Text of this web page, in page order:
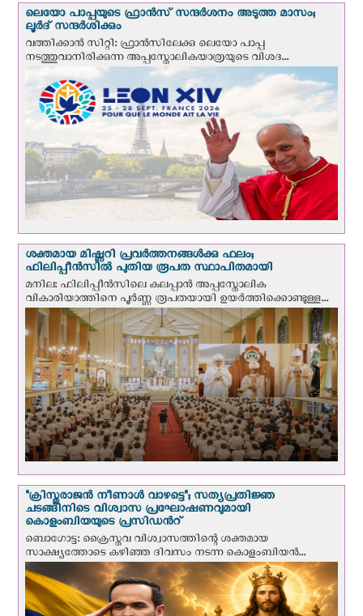
ലെയോ പാപ്പയുടെ ഫ്രാന്‍സ് സന്ദര്‍ശനം അടുത്ത മാസം;
ലൂര്‍ദ് സന്ദര്‍ശിക്കും
വത്തിക്കാന്‍ സിറ്റി: ഫ്രാൻസിലേക്കു ലെയോ പാപ്പ
നടത്തുവാനിരിക്കുന്ന അപ്പസ്തോലികയാത്രയുടെ വിശദ...
ശക്തമായ മിഷ്ണറി പ്രവർത്തനങ്ങൾക്കു ഫലം;
ഫിലിപ്പീൻസിൽ പുതിയ രൂപത സ്ഥാപിതമായി
മനില: ഫിലിപ്പീൻസിലെ കലപ്പാൻ അപ്പസ്തോലിക
വികാരിയാത്തിനെ പൂർണ്ണ രൂപതയായി ഉയർത്തിക്കൊണ്ടുള്ള...
"ക്രിസ്തുരാജന്‍ നീണാള്‍ വാഴട്ടെ"; സത്യപ്രതിജ്ഞ
ചടങ്ങിനിടെ വിശ്വാസ പ്രഘോഷണവുമായി
കൊളംബിയയുടെ പ്രസിഡന്‍റ്
ബൊഗോട്ട: ക്രൈസ്തവ വിശ്വാസത്തിന്റെ ശക്തമായ
സാക്ഷ്യത്തോടെ കഴിഞ്ഞ ദിവസം നടന്ന കൊളംബിയന്‍...